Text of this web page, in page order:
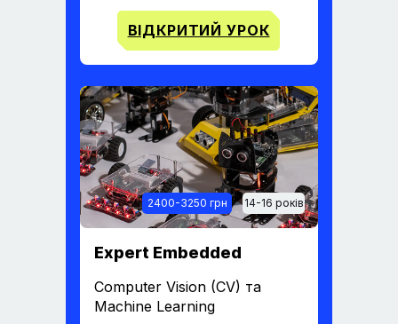
14-16 років
2400-3250 грн
Computer Vision (CV) та
Machine Learning
Expert Embedded
ВІДКРИТИЙ УРОК